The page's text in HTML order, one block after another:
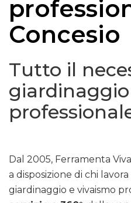
Concesio
Tutto il
Dal 2005, Ferramenta
a disposizione di chi
giardinaggio e vivaismo